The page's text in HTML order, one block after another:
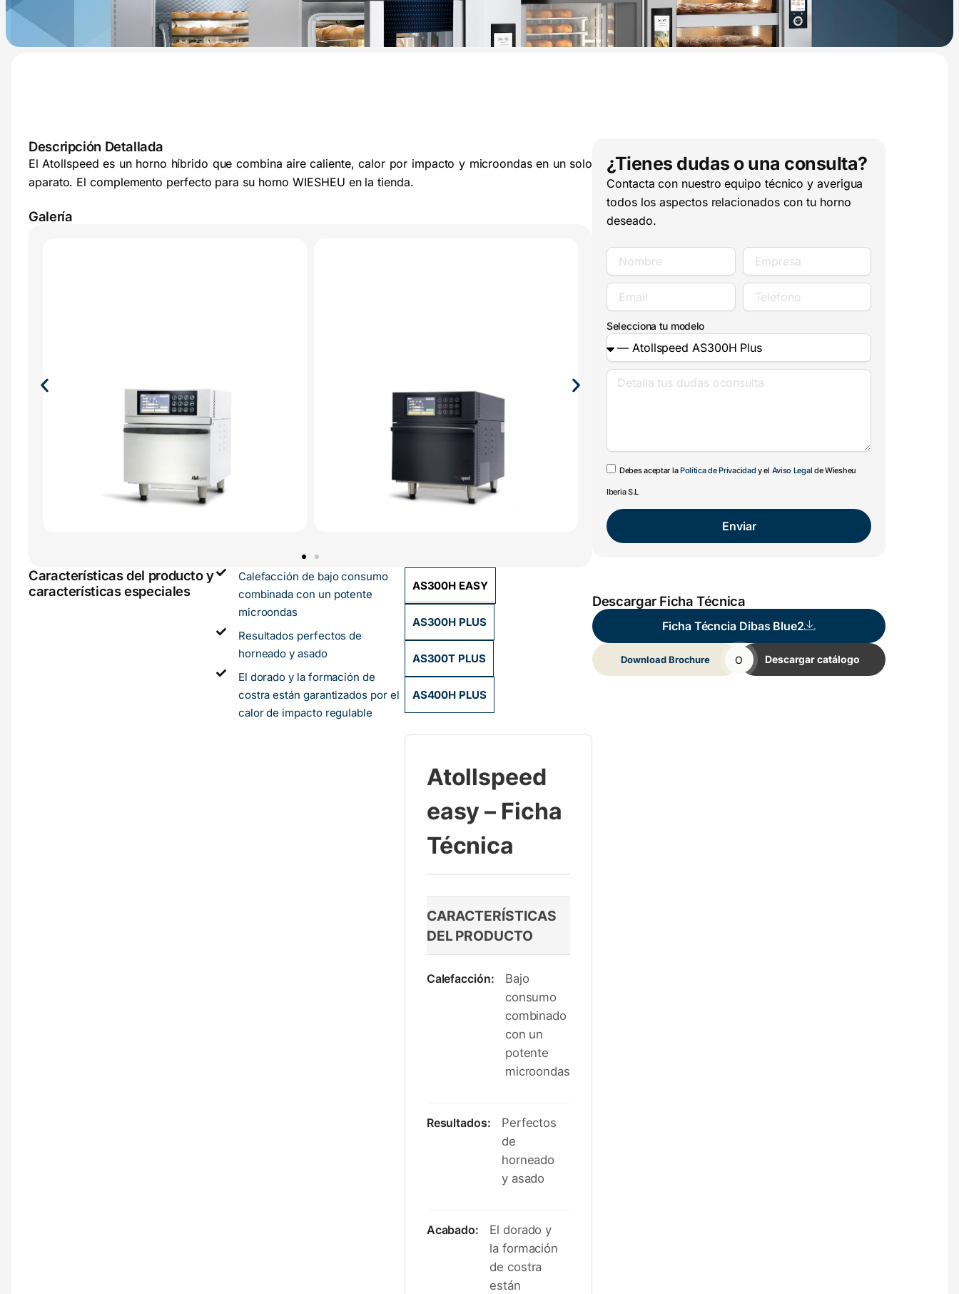
Descripción Detallada
El Atollspeed es un horno híbrido que combina aire caliente, calor por impacto y microondas en un solo
aparato. El complemento perfecto para su horno WIESHEU en la tienda.
Galería
Características del producto y
características especiales
Calefacción de bajo consumo
combinada con un potente
microondas
Resultados perfectos de
horneado y asado
El dorado y la formación de
costra están garantizados por el
calor de impacto regulable
AS300H EASY
AS300H PLUS
AS300T PLUS
AS400H PLUS
Atollspeed
easy – Ficha
Técnica
CARACTERÍSTICAS
DEL PRODUCTO
Calefacción:
Bajo
consumo
combinado
con un
potente
microondas
Resultados:
Perfectos
de
horneado
y asado
Acabado:
El dorado y
la formación
de costra
están
¿Tienes dudas o una consulta?
Contacta con nuestro equipo técnico y averigua
todos los aspectos relacionados con tu horno
deseado.
Selecciona tu modelo
Debes aceptar laPolítica de Privacidad y el Aviso Legal de Wiesheu
Iberia S.L
Enviar
Descargar Ficha Técnica
Ficha Técncia Dibas Blue2
Download Brochure O Descargar catálogo